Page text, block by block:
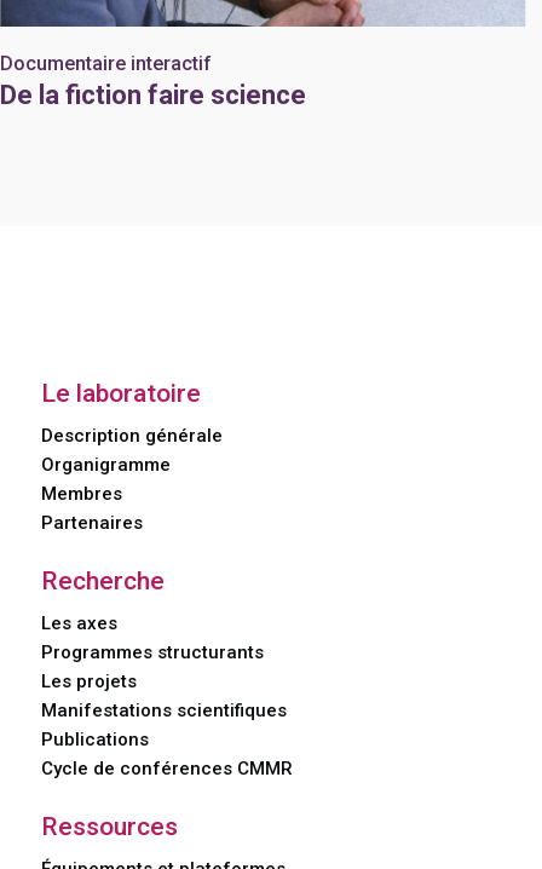
Documentaire interactif
De la fiction faire science
Le laboratoire
Description générale
Organigramme
Membres
Partenaires
Recherche
Les axes
Programmes structurants
Les projets
Manifestations scientifiques
Publications
Cycle de conférences CMMR
Ressources